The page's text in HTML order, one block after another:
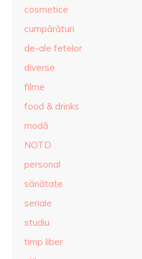
cosmetice
cumpărături
de-ale fetelor
diverse
filme
food & drinks
modă
NOTD
personal
sănătate
seriale
studiu
timp liber